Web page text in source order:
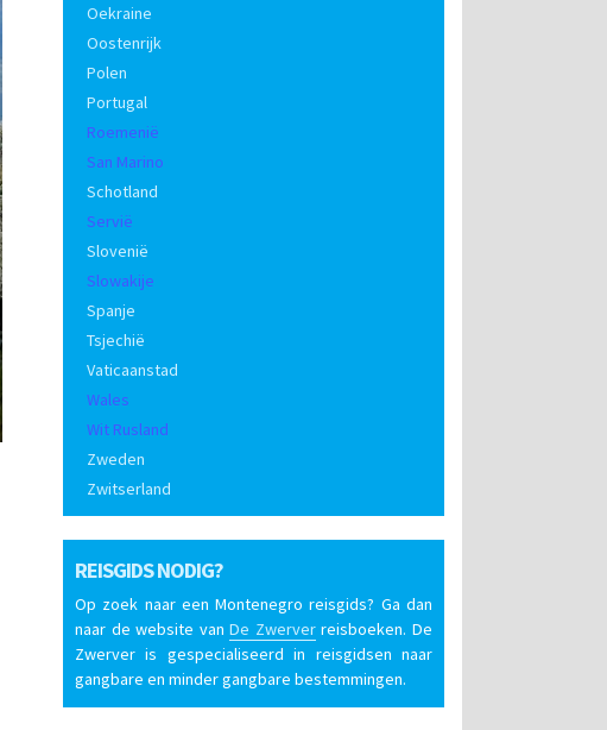
Oekraine
Oostenrijk
Polen
Portugal
Roemenië
San Marino
Schotland
Servië
Slovenië
Slowakije
Spanje
Tsjechië
Vaticaanstad
Wales
Wit Rusland
Zweden
Zwitserland
REISGIDS NODIG?
Op zoek naar een Montenegro reisgids? Ga dan
naar de website vanDe Zwerverreisboeken. De
Zwerver is gespecialiseerd in reisgidsen naar
gangbare en minder gangbare bestemmingen.